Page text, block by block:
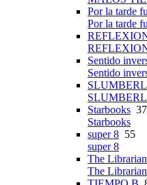
Por la tarde
Por la tarde
Sentido
Sentido
Starbooks 37
Starbooks
super 8 55
super 8
The
The